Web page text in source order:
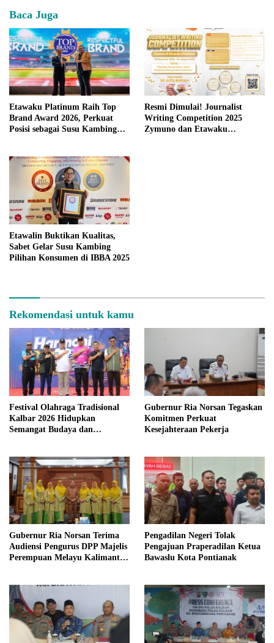
Baca Juga
Etawaku Platinum Raih Top
Brand Award 2026, Perkuat
Posisi sebagai Susu Kambing
Resmi Dimulai! Journalist
Writing Competition 2025
Zymuno dan Etawaku
Etawalin Buktikan Kualitas,
Sabet Gelar Susu Kambing
Pilihan Konsumen di IBBA 2025
Rekomendasi untuk kamu
Festival Olahraga Tradisional
Kalbar 2026 Hidupkan
Semangat Budaya dan
Gubernur Ria Norsan Tegaskan
Komitmen Perkuat
Kesejahteraan Pekerja
Gubernur Ria Norsan Terima
Audiensi Pengurus DPP Majelis
Perempuan Melayu Kalimantan
Pengadilan Negeri Tolak
Pengajuan Praperadilan Ketua
Bawaslu Kota Pontianak